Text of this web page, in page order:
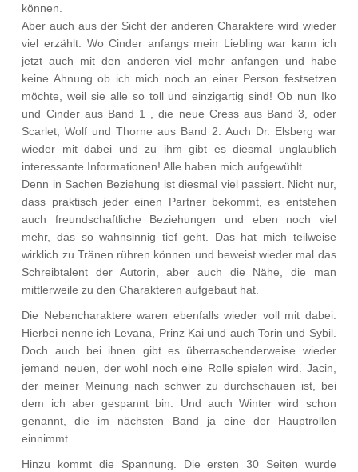
können.
Aber auch aus der Sicht der anderen Charaktere wird wieder
viel erzählt. Wo Cinder anfangs mein Liebling war kann ich
jetzt auch mit den anderen viel mehr anfangen und habe
keine Ahnung ob ich mich noch an einer Person festsetzen
möchte, weil sie alle so toll und einzigartig sind! Ob nun Iko
und Cinder aus Band 1 , die neue Cress aus Band 3, oder
Scarlet, Wolf und Thorne aus Band 2. Auch Dr. Elsberg war
wieder mit dabei und zu ihm gibt es diesmal unglaublich
interessante Informationen! Alle haben mich aufgewühlt.
Denn in Sachen Beziehung ist diesmal viel passiert. Nicht nur,
dass praktisch jeder einen Partner bekommt, es entstehen
auch freundschaftliche Beziehungen und eben noch viel
mehr, das so wahnsinnig tief geht. Das hat mich teilweise
wirklich zu Tränen rühren können und beweist wieder mal das
Schreibtalent der Autorin, aber auch die Nähe, die man
mittlerweile zu den Charakteren aufgebaut hat.
Die Nebencharaktere waren ebenfalls wieder voll mit dabei.
Hierbei nenne ich Levana, Prinz Kai und auch Torin und Sybil.
Doch auch bei ihnen gibt es überraschenderweise wieder
jemand neuen, der wohl noch eine Rolle spielen wird. Jacin,
der meiner Meinung nach schwer zu durchschauen ist, bei
dem ich aber gespannt bin. Und auch Winter wird schon
genannt, die im nächsten Band ja eine der Hauptrollen
einnimmt.
Hinzu kommt die Spannung. Die ersten 30 Seiten wurde